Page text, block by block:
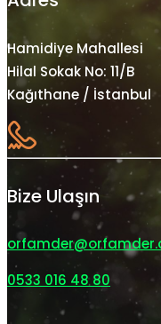
Hamidiye Mahallesi
Hilal Sokak No: 11/B
Kağıthane / İstanbul
Bize Ulaşın
0533 016 48 80